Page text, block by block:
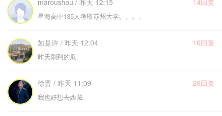
maroushou / 昨天 12:15 14回复
星海高中135人考取苏州大学。。。。
如是许 / 昨天 12:04 10回复
昨天刷到的瓜
徐晋 / 昨天 11:09 29回复
我也好想去西藏